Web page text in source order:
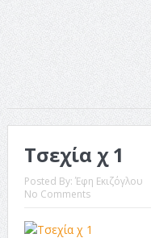
Τσεχία χ 1
Posted By: Έφη Εκιζόγλου
No Comments